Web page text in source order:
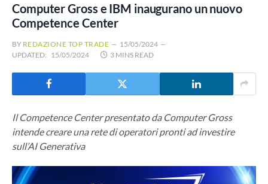
Computer Gross e IBM inaugurano un nuovo
Competence Center
BY REDAZIONE TOP TRADE
15/05/2024
UPDATED: 15/05/2024 3 MINS READ
Il Competence Center presentato da Computer Gross
intende creare una rete di operatori pronti ad investire
sull’AI Generativa